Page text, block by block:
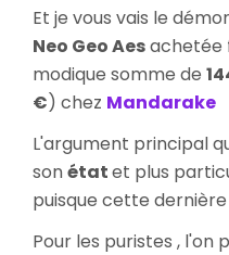
Et je vous vais le
Neo Geo Aesachetée
modique somme de
€) chez Mandarake
L'argument principal
sonétatet plus
puisque cette
Pour les puristes ,